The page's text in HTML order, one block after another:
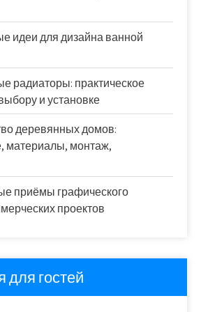
идеи для дизайна ванной
радиаторы: практическое
и установке
деревянных домов:
материалы, монтаж,
приёмы графического
проектов
гостей